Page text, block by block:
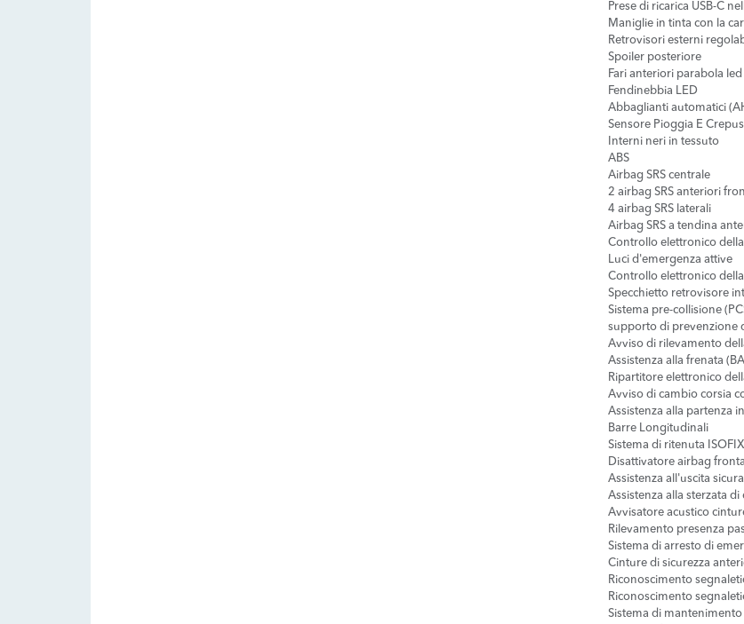
Prese di ricarica USB-C
Maniglie in tinta con la
Retrovisori esterni
Spoiler posteriore
Fari anteriori parabola
Fendinebbia LED
Abbaglianti automatici
Sensore Pioggia E
Interni neri in tessuto
ABS
Airbag SRS centrale
2 airbag SRS anteriori
4 airbag SRS laterali
Airbag SRS a tendina
Controllo elettronico della
Luci d'emergenza attive
Controllo elettronico della
Specchietto retrovisore
Sistema pre-collisione
supporto di prevenzione
Avviso di rilevamento
Assistenza alla frenata
Ripartitore elettronico
Avviso di cambio corsia
Assistenza alla partenza
Barre Longitudinali
Sistema di ritenuta ISOFIX
Disattivatore airbag
Assistenza all'uscita
Assistenza alla sterzata di
Avvisatore acustico
Rilevamento presenza
Sistema di arresto di
Cinture di sicurezza
Riconoscimento
Riconoscimento
Sistema di mantenimento